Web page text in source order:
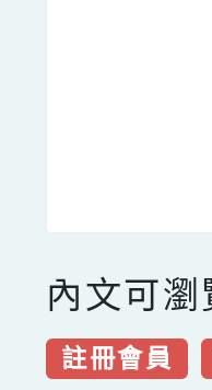
內文可瀏
註冊會員